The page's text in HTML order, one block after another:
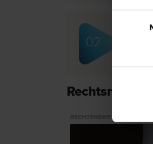
02
Rechtsnews